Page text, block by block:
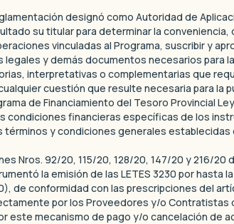
designó como Autoridad de
su titular para determinar la
vinculadas al Programa, suscribir y
y demás documentos necesarios para
interpretativas o complementarias que
cuestión que resulte necesaria para la
de Financiamiento del Tesoro Provincial
condiciones financieras específicas de los
términos y condiciones generales establecidas
Nros. 92/20, 115/20, 128/20, 147/20 y 216/20
la emisión de las LETES 3230 por hasta
de conformidad con las prescripciones del
por los Proveedores y/o Contratistas
este mecanismo de pago y/o cancelación de